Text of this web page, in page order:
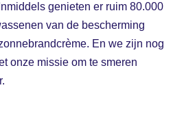
genieten er ruim 80.000
van de bescherming
En we zijn nog
onze missie om te smeren